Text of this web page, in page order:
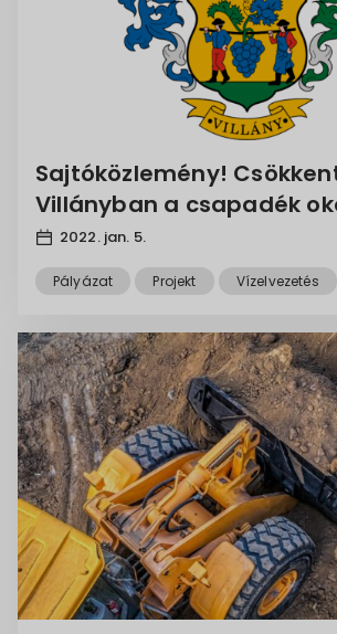
Sajtóközlemény!
Villányban a csapadék
kialakulásának veszélye
2022. jan. 5.
Pályázat Projekt Vízelvezetés